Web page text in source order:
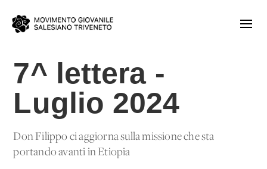
7^ lettera -
Luglio 2024
Don Filippo ci aggiorna sulla missione che sta
portando avanti in Etiopia